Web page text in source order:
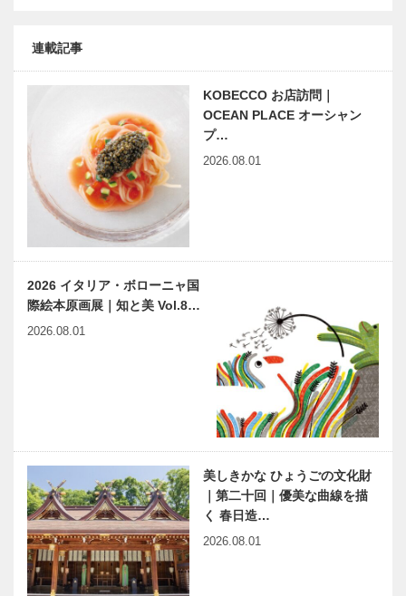
連載記事
KOBECCO お店訪問｜
OCEAN PLACE オーシャン
プ…
2026.08.01
2026 イタリア・ボローニャ国
際絵本原画展｜知と美 Vol.8…
2026.08.01
美しきかな ひょうごの文化財
｜第二十回｜優美な曲線を描
く 春日造…
2026.08.01